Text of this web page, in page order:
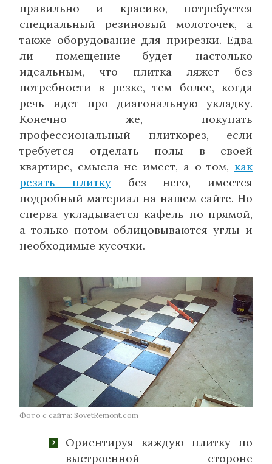
правильно и красиво, потребуется
специальный резиновый молоточек, а
также оборудование для прирезки. Едва
ли помещение будет настолько
идеальным, что плитка ляжет без
потребности в резке, тем более, когда
речь идет про диагональную укладку.
Конечно же, покупать
профессиональный плиткорез, если
требуется отделать полы в своей
квартире, смысла не имеет, а о том, как
резать плиткубез него, имеется
подробный материал на нашем сайте. Но
сперва укладывается кафель по прямой,
а только потом облицовываются углы и
необходимые кусочки.
Фото с сайта: SovetRemont.com
Ориентируя каждую плитку по
выстроенной стороне